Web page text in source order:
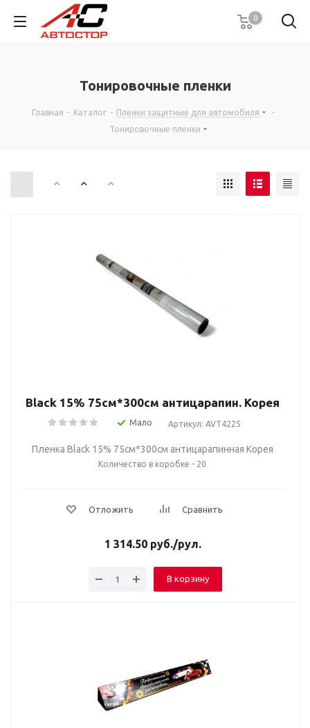
0
Тонировочные пленки
Главная - Каталог - Пленки защитные для автомобиля
-
Тонировочные пленки
Black 15% 75см*300см антицарапин. Корея
Мало Артикул: AVT4225
Пленка Black 15% 75см*300см антицарапинная Корея
Количество в коробке - 20
Отложить Сравнить
1 314.50руб./рул.
В корзину